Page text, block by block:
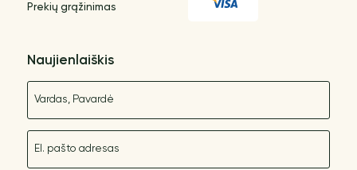
Prekių grąžinimas
Naujienlaiškis